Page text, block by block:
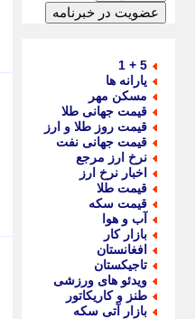
5 + 1
یارانه ها
مسکن مهر
قیمت جهانی طلا
قیمت روز طلا و ارز
قیمت جهانی نفت
نرخ ارز مرجع
اخبار نرخ ارز
قیمت طلا
قیمت سکه
آب و هوا
بازار کار
افغانستان
تاجیکستان
ویدئو های ورزشی
طنز و کاریکاتور
بازار آتی سکه